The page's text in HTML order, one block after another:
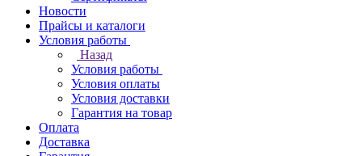
Новости
Прайсы и каталоги
Условия работы
Назад
Условия работы
Условия оплаты
Условия доставки
Гарантия на товар
Оплата
Доставка